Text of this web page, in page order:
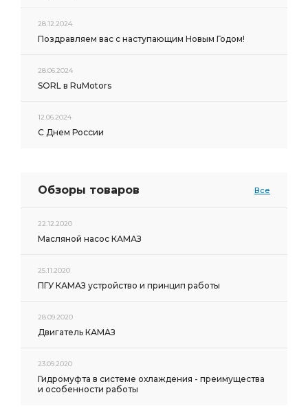
28.12.2024
Поздравляем вас с наступающим Новым Годом!
28.06.2024
SORL в RuMotors
12.06.2024
С Днем России
Обзоры товаров Все
22.12.2020
Масляной насос КАМАЗ
25.11.2020
ПГУ КАМАЗ устройство и принцип работы
28.09.2020
Двигатель КАМАЗ
23.09.2020
Гидромуфта в системе охлаждения - преимущества
и особенности работы